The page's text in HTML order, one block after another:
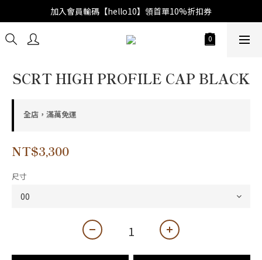
加入會員輸碼【hello10】領首單10%折扣券
SCRT HIGH PROFILE CAP BLACK
全店，滿萬免運
NT$3,300
尺寸